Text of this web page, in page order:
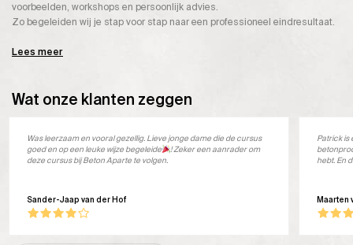
voorbeelden, workshops en persoonlijk advies.
Zo begeleiden wij je stap voor stap naar een professioneel eindresultaat.
Lees meer
Wat onze klanten zeggen
Sander-Jaap van der Hof
Was leerzaam en vooral gezellig. Lieve jonge dame die de cursus
goed en op een leuke wijze begeleide
! Zeker een aanrader om
deze cursus bij Beton Aparte te volgen.
Maarten
Patrick is
hebt. En